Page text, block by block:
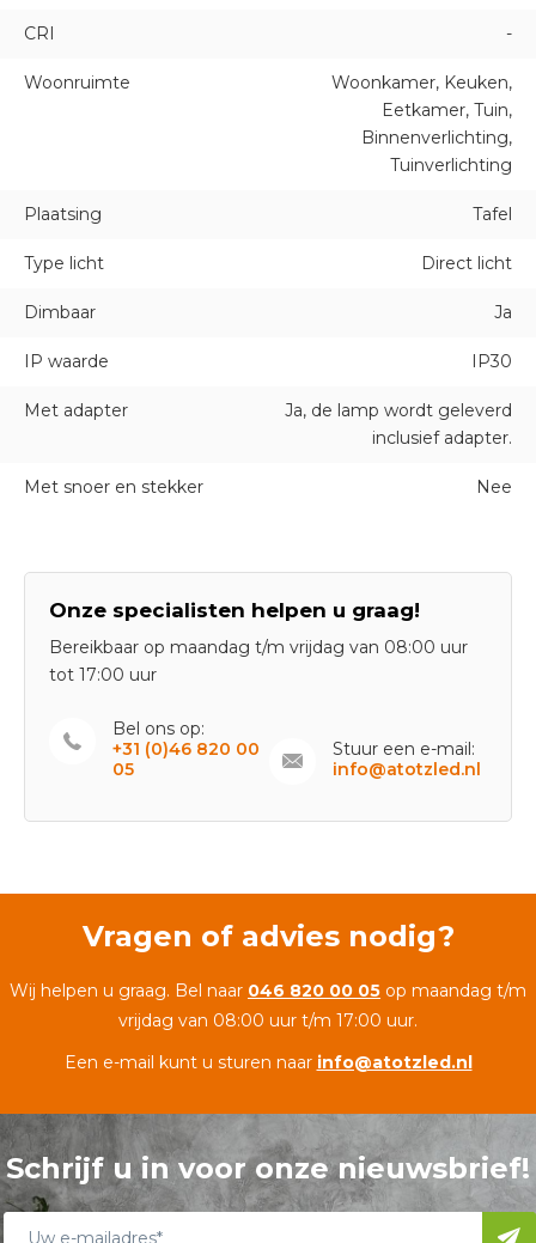
CRI -
Woonruimte
Woonkamer, Keuken,
Eetkamer, Tuin,
Binnenverlichting,
Tuinverlichting
Plaatsing Tafel
Type licht Direct licht
Dimbaar Ja
IP waarde IP30
Met adapter
Ja, de lamp wordt geleverd
inclusief adapter.
Met snoer en stekker Nee
Onze specialisten helpen u graag!
Bereikbaar op maandag t/m vrijdag van 08:00 uur
tot 17:00 uur
Bel ons op:
+31 (0)46 820 00
05
Stuur een e-mail:
info@atotzled.nl
Vragen of advies nodig?
Wij helpen u graag. Bel naar 046 820 00 05 op maandag t/m
vrijdag van 08:00 uur t/m 17:00 uur.
Een e-mail kunt u sturen naar info@atotzled.nl
Schrijf u in voor onze nieuwsbrief!